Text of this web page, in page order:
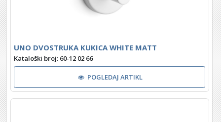
UNO DVOSTRUKA KUKICA WHITE MATT
Kataloški broj: 60-12 02 66
POGLEDAJ ARTIKL